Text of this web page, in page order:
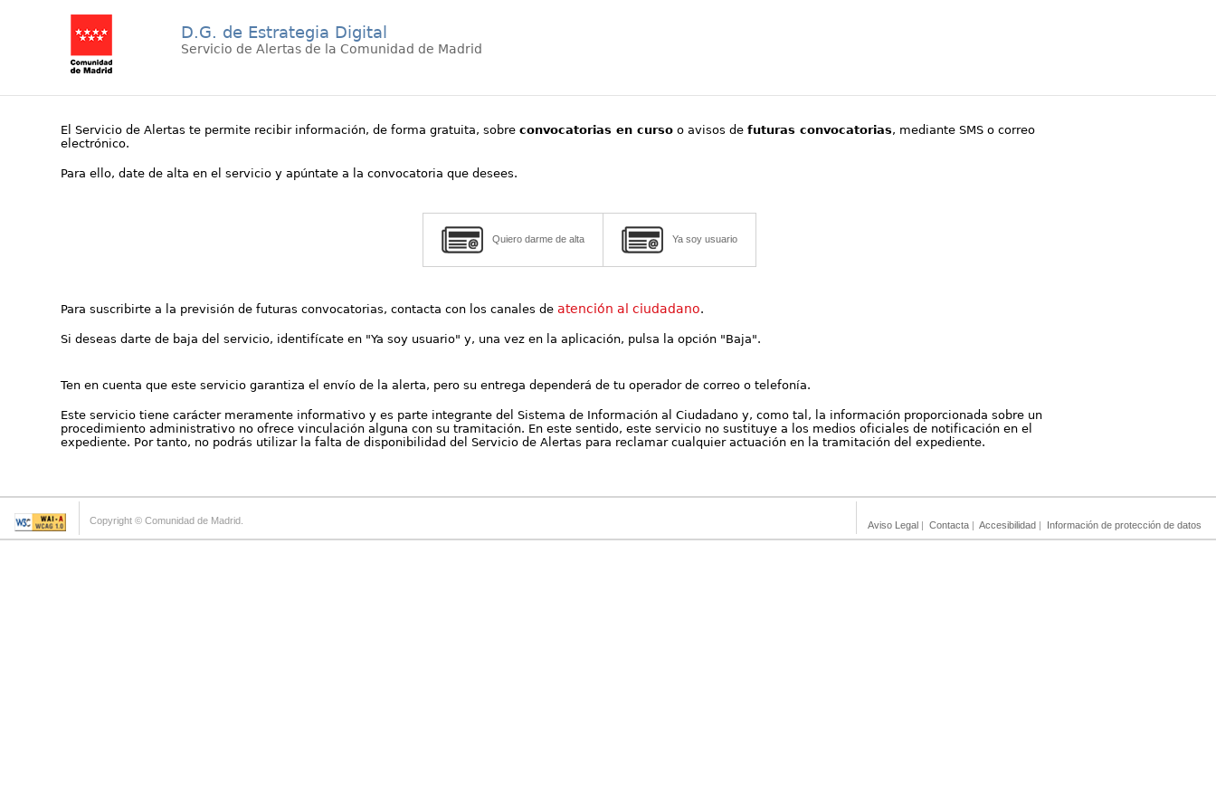
D.G. de Estrategia Digital
Servicio de Alertas de la Comunidad de Madrid
El Servicio de Alertas te permite recibir información, de forma gratuita, sobreconvocatorias en curso o avisos defuturas convocatorias, mediante SMS o correo
electrónico.
Para ello, date de alta en el servicio y apúntate a la convocatoria que desees.
Quiero darme de alta Ya soy usuario
Para suscribirte a la previsión de futuras convocatorias, contacta con los canales deatención al ciudadano.
Si deseas darte de baja del servicio, identifícate en "Ya soy usuario" y, una vez en la aplicación, pulsa la opción "Baja".
Ten en cuenta que este servicio garantiza el envío de la alerta, pero su entrega dependerá de tu operador de correo o telefonía.
Este servicio tiene carácter meramente informativo y es parte integrante del Sistema de Información al Ciudadano y, como tal, la información proporcionada sobre un
procedimiento administrativo no ofrece vinculación alguna con su tramitación. En este sentido, este servicio no sustituye a los medios oficiales de notificación en el
expediente. Por tanto, no podrás utilizar la falta de disponibilidad del Servicio de Alertas para reclamar cualquier actuación en la tramitación del expediente.
Copyright © Comunidad de Madrid. Aviso Legal | Contacta | Accesibilidad | Información de protección de datos